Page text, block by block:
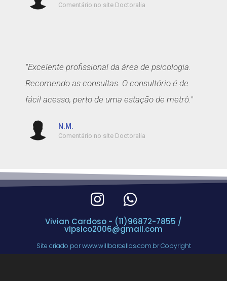
Comentário no site Doctoralia
"Excelente profissional da área de psicologia.
Recomendo as consultas. O consultório é de
fácil acesso, perto de uma estação de metrô."
N.M.
Comentário no site Doctoralia
Vivian Cardoso - (11)96872-7855 /
vipsico2006@gmail.com
Site criado por www.willbarcellos.com.br Copyright